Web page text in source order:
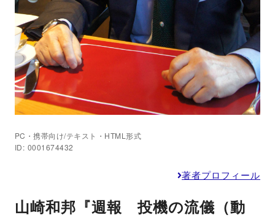
PC・携帯向け/テキスト・HTML形式
ID: 0001674432
著者プロフィール
山崎和邦『週報 投機の流儀（動